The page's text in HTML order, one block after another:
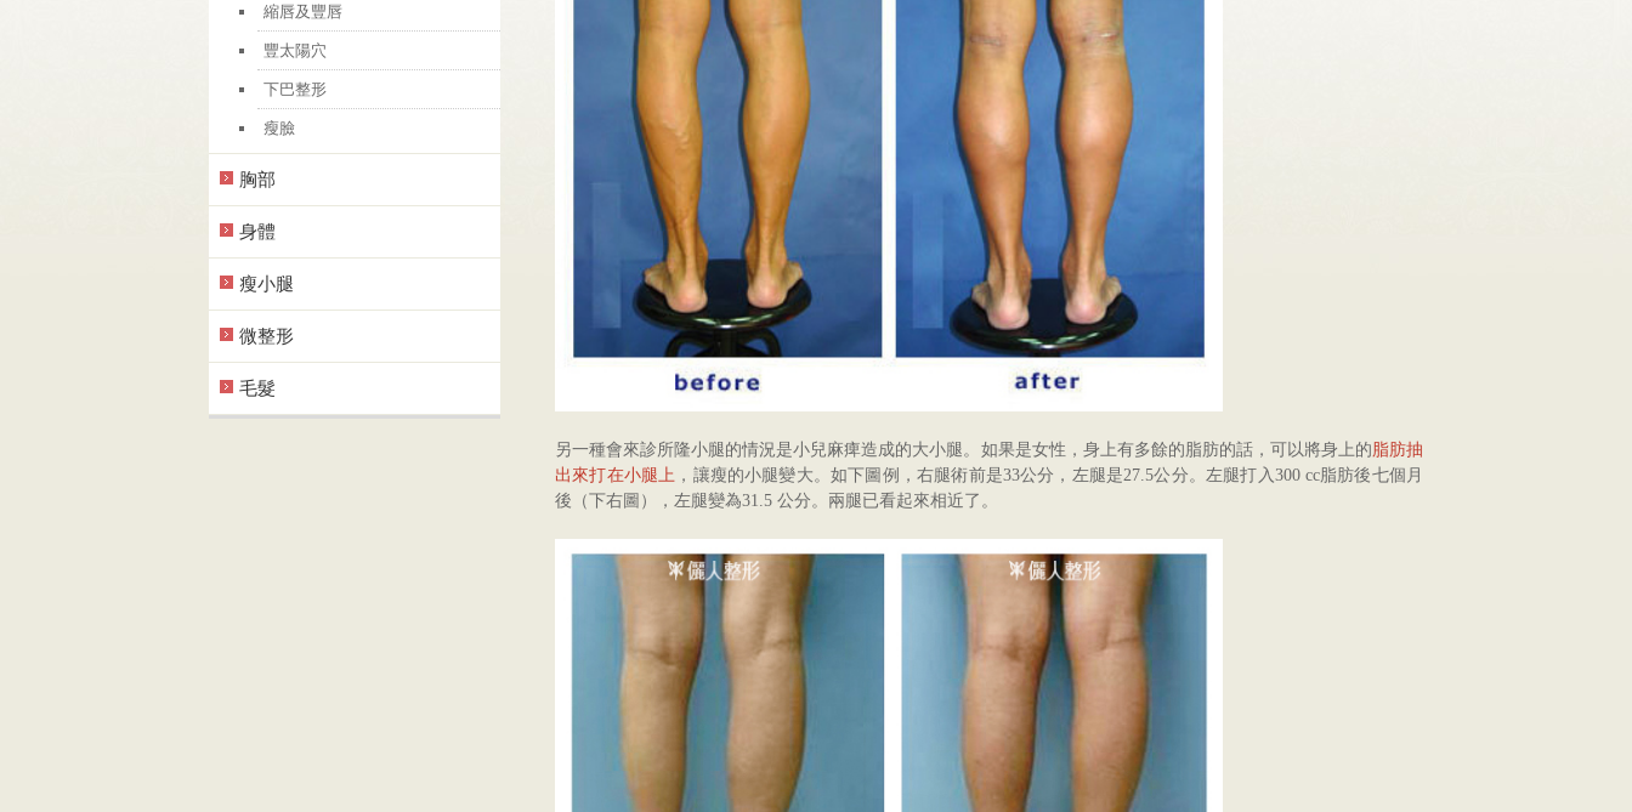
縮唇及豐唇
豐太陽穴
下巴整形
瘦臉
胸部
身體
瘦小腿
微整形
毛髮
另一種會來診所隆小腿的情況是小兒麻痺造成的大小腿。如果是女性，身上有多餘的脂肪的話，可以將身上的 脂肪抽
出來打在小腿上 ，讓瘦的小腿變大。如下圖例，右腿術前是33公分，左腿是27.5公分。左腿打入300 cc脂肪後七個月
後（下右圖），左腿變為31.5 公分。兩腿已看起來相近了。